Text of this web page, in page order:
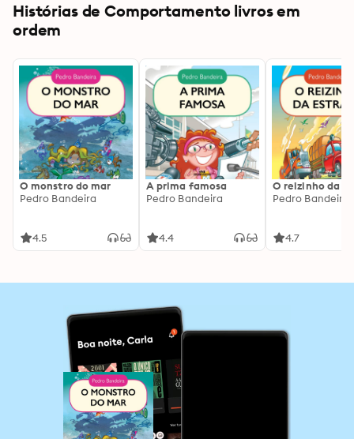
Histórias de Comportamento livros em
ordem
O monstro do mar
Pedro Bandeira
4.5
A prima famosa
Pedro Bandeira
4.4
O reizinho da
Pedro Bandeira
4.7